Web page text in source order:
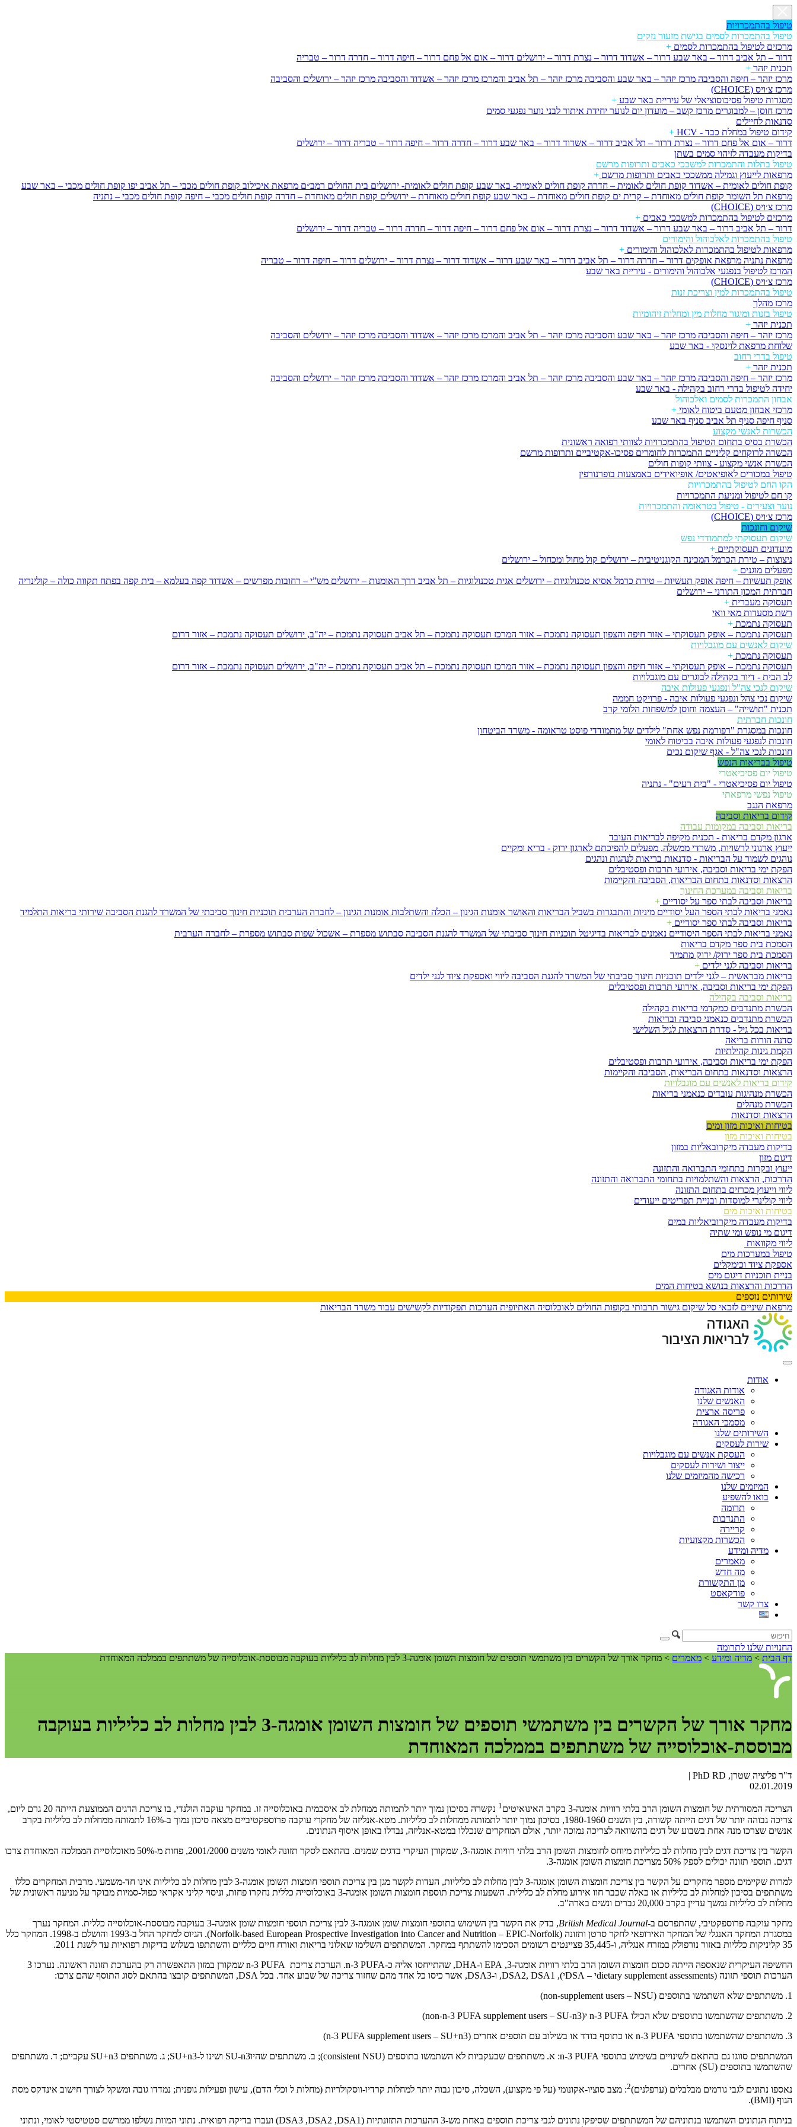
טיפול בהתמכרויות
טיפול בהתמכרות לסמים בגישת מזעור נזקים
מרכזים לטיפול בהתמכרות לסמים +
דרור – תל אביב דרור – באר שבע דרור – אשדוד דרור – נצרת דרור – ירושלים דרור – אום אל פחם דרור – חיפה דרור – חדרה דרור – טבריה
תכנית יזהר +
מרכז יזהר – חיפה והסביבה מרכז יזהר – באר שבע והסביבה מרכז יזהר – תל אביב והמרכז מרכז יזהר – אשדוד והסביבה מרכז יזהר – ירושלים והסביבה
מרכז צ׳ויס (CHOICE)
מסגרות טיפול פסיכוסוציאלי של עיריית באר שבע +
מרכז חוסן – למבוגרים מרכז קשב – מועדון יום לנוער יחידת איתור לבני נוער נפגעי סמים
סדנאות לחיילים
קידום טיפול במחלת כבד - HCV
+
דרור – אום אל פחם דרור – נצרת דרור – תל אביב דרור – אשדוד דרור – באר שבע דרור – חדרה דרור – חיפה דרור – טבריה דרור – ירושלים
בדיקות מעבדה לזיהוי סמים בשתן
טיפול בתלות והתמכרות למשככי כאבים ותרופות מרשם
מרפאות לייעוץ וגמילה ממשככי כאבים ותרופות מרשם +
קופת חולים לאומית – אשדוד קופת חולים לאומית – חדרה קופת חולים לאומית- באר שבע קופת חולים לאומית- ירושלים בית החולים רמב״ם מרפאת איכילוב קופת חולים מכבי – תל אביב יפו קופת חולים מכבי – באר שבע
מרפאת תל השומר קופת חולים מאוחדת – קרית ים קופת חולים מאוחדת – באר שבע קופת חולים מאוחדת – ירושלים קופת חולים מאוחדת – חדרה קופת חולים מכבי – חיפה קופת חולים מכבי – נתניה
מרכז צ׳ויס (CHOICE)
מרכזים לטיפול בהתמכרות למשככי כאבים +
דרור – תל אביב דרור – באר שבע דרור – אשדוד דרור – נצרת דרור – אום אל פחם דרור – חיפה דרור – חדרה דרור – טבריה דרור – ירושלים
טיפול בהתמכרות לאלכוהול והימורים
מרפאות לטיפול בהתמכרות לאלכוהול והימורים +
מרפאת נתניה מרפאת אופקים דרור – חדרה דרור – תל אביב דרור – באר שבע דרור – אשדוד דרור – נצרת דרור – ירושלים דרור – חיפה דרור – טבריה
המרכז לטיפול בנפגעי אלכוהול והימורים - עיריית באר שבע
מרכז צ׳ויס (CHOICE)
טיפול בהתמכרות למין וצריכת זנות
מרכז מהלך
טיפול בזנות ומיגור מחלות מין ומחלות זיהומיות
תכנית יזהר +
מרכז יזהר – חיפה והסביבה מרכז יזהר – באר שבע והסביבה מרכז יזהר – תל אביב והמרכז מרכז יזהר – אשדוד והסביבה מרכז יזהר – ירושלים והסביבה
שלוחת מרפאת לוינסקי - באר שבע
טיפול בדרי רחוב
תכנית יזהר +
מרכז יזהר – חיפה והסביבה מרכז יזהר – באר שבע והסביבה מרכז יזהר – תל אביב והמרכז מרכז יזהר – אשדוד והסביבה מרכז יזהר – ירושלים והסביבה
יחידה לטיפול בדרי רחוב בקהילה - באר שבע
אבחון התמכרות לסמים ואלכוהול
מרכזי אבחון מטעם ביטוח לאומי +
סניף חיפה סניף תל אביב סניף באר שבע
הכשרות לאנשי מקצוע
הכשרת בסיס בתחום הטיפול בהתמכרויות לצוותי רפואה ראשונית
הכשרה לרוקחים קליניים התמכרות לחומרים פסיכו-אקטיביים ותרופות מרשם
הכשרת אנשי מקצוע - צוותי קופות חולים
טיפול במכורים לאופיאטים/ אופיואידים באמצעות בופרנורפין
הקו החם לטיפול בהתמכרויות
קו חם לטיפול ומניעת התמכרויות
נוער וצעירים - טיפול בטראומה והתמכרויות
מרכז צ׳ויס (CHOICE)
שיקום וחונכות
שיקום תעסוקתי למתמודדי נפש
מועדונים תעסוקתיים +
ניצוצות – טירת הכרמל המכינה הקוגניטיבית – ירושלים קול מחול ומכחול – ירושלים
מפעלים מוגנים +
אופק תעשיות – חיפה אופק תעשיות – טירת כרמל אסיא טכנולוגיות – ירושלים אגית טכנולוגיות – תל אביב דרך האומנות – ירושלים מש”י – רחובות מפרשים – אשדוד קפה בעלמא – בית קפה בפתח תקווה כולה – קולינריה
חברתית המכון התורני – ירושלים
תעסוקה מעברית +
רשת מסעדות מאי וואי
תעסוקה נתמכת +
תעסוקה נתמכת – אופק תעסוקתי – אזור חיפה והצפון תעסוקה נתמכת – אזור המרכז תעסוקה נתמכת – תל אביב תעסוקה נתמכת – יה"ב, ירושלים תעסוקה נתמכת – אזור דרום
שיקום לאנשים עם מוגבלויות
תעסוקה נתמכת +
תעסוקה נתמכת – אופק תעסוקתי – אזור חיפה והצפון תעסוקה נתמכת – אזור המרכז תעסוקה נתמכת – תל אביב תעסוקה נתמכת – יה"ב, ירושלים תעסוקה נתמכת – אזור דרום
לב הבית - דיור בקהילה לבוגרים עם מוגבלויות
שיקום לנכי צה"ל ונפגעי פעולות איבה
שיקום נכי צהל ונפגעי פעולות איבה - פרויקט חממה
תכנית "תושייה" – העצמה וחוסן למשפחות הלומי קרב
חונכות חברתית
חונכות במסגרת "רפורמת נפש אחת" לילדים של מתמודדי פוסט טראומה - משרד הביטחון
חונכות לנפגעי פעולות איבה בביטוח לאומי
חונכות לנכי צה"ל - אגף שיקום נכים
טיפול בבריאות הנפש
טיפול יום פסיכיאטרי
טיפול יום פסיכיאטרי - "בית רעים" - נתניה
טיפול נפשי מרפאתי
מרפאת הנגב
קידום בריאות וסביבה
בריאות וסביבה במקומות עבודה
ארגון מקדם בריאות - תכנית מקיפה לבריאות העובד
ייעוץ ארגוני לרשויות, משרדי ממשלה, מפעלים להפיכתם לארגון ירוק - בריא ומקיים
נוהגים לשמור על הבריאות - סדנאות בריאות לנהגות ונהגים
הפקת ימי בריאות וסביבה, אירועי תרבות ופסטיבלים
הרצאות וסדנאות בתחום הבריאות, הסביבה והקיימות
בריאות וסביבה במערכת החינוך
בריאות וסביבה לבתי ספר על יסודיים +
נאמני בריאות לבתי הספר העל יסודיים מיניות והתבגרות בשביל הבריאות והאושר אומנות הגינון – הכלה והשתלבות אומנות הגינון – לחברה הערבית תוכניות חינוך סביבתי של המשרד להגנת הסביבה שירותי בריאות התלמיד
בריאות וסביבה לבתי ספר יסודיים +
נאמני בריאות לבתי הספר היסודיים נאמנים לבריאות בדיגיטל תוכניות חינוך סביבתי של המשרד להגנת הסביבה סבתוש מספרת – אשכול שפות סבתוש מספרת – לחברה הערבית
הסמכת בית ספר מקדם בריאות
הסמכת בית ספר ירוק/ ירוק מתמיד
בריאות וסביבה לגני ילדים +
בריאות מבראשית – לגני ילדים תוכניות חינוך סביבתי של המשרד להגנת הסביבה ליווי ואספקת ציוד לגני ילדים
הפקת ימי בריאות וסביבה, אירועי תרבות ופסטיבלים
בריאות וסביבה בקהילה
הכשרת מתנדבים כמקדמי בריאות בקהילה
הכשרת מתנדבים כנאמני סביבה ובריאות
בריאות בכל גיל - סדרת הרצאות לגיל השלישי
סדנה הורות בריאה
הקמת גינות קהילתיות
הפקת ימי בריאות וסביבה, אירועי תרבות ופסטיבלים
הרצאות וסדנאות בתחום הבריאות, הסביבה והקיימות
קידום בריאות לאנשים עם מוגבלויות
הכשרת מנהיגות עובדים כנאמני בריאות
הכשרת מנהלים
הרצאות וסדנאות
בטיחות ואיכות מזון ומים
בטיחות ואיכות מזון
בדיקות מעבדה מיקרובאליות במזון
דיגום מזון
ייעוץ ובקרות בתחומי התברואה והתזונה
הדרכות, הרצאות והשתלמויות בתחומי התברואה והתזונה
ליווי וייעוץ מכרזים בתחום התזונה
ליווי קולינרי למוסדות ובניית תפריטים ייעודים
בטיחות ואיכות מים
בדיקות מעבדה מיקרוביאליות במים
דיגום מי נופש ומי שתיה
ליווי מקוואות
טיפול במערכות מים
אספקת ציוד וכימקלים
בניית תוכניות דיגום מים
הדרכות והרצאות בנושא בטיחות המים
שירותים נוספים
מרפאת שיניים לזכאי סל שיקום גישור תרבותי בקופות החולים לאוכלוסיה האתיופית הערכות תפקודיות לקשישים עבור משרד הבריאות
אודות
אודות האגודה
האנשים שלנו
פריסה ארצית
מסמכי האגודה
השירותים שלנו
שירות לעסקים
העסקת אנשים עם מוגבלויות
ייצור ושירות לעסקים
רכישה מהמיזמים שלנו
המיזמים שלנו
בואו להשפיע
תרומה
התנדבות
קריירה
הכשרות מקצועיות
מדיה ומידע
מאמרים
מה חדש
מן התקשורת
פודקאסט
צרו קשר
החנויות שלנו לתרומה
דף הבית > מדיה ומידע > מאמרים > מחקר אורך של הקשרים בין משתמשי תוספים של חומצות השומן אומגה-3 לבין מחלות לב כליליות בעוקבה מבוססת-אוכלוסייה של משתתפים בממלכה המאוחדת
מחקר אורך של הקשרים בין משתמשי תוספים של חומצות השומן אומגה-3 לבין מחלות לב כליליות בעוקבה
מבוססת-אוכלוסייה של משתתפים בממלכה המאוחדת
ד"ר פליציה שטרן, PhD RD |
02.01.2019
הצריכה המסורתית של חומצות השומן הרב בלתי רוויות אומגה-3 בקרב האינוּאיטים 1
נקשרה בסיכון נמוך יותר לתמותה ממחלת לב איסכמית באוכלוסייה זו. במחקר עוקבה הולנדי, בו צריכת הדגים הממוצעת הייתה 20 גרם ליום,
צריכה גבוהה יותר של דגים הייתה קשורה, בין השנים 1980-1960, בסיכון נמוך יותר לתמותה ממחלות לב כליליות. מטא-אנליזה של מחקרי עוקבה פרוספקטיביים מצאה סיכון נמוך ב-16% לתמותה ממחלות לב כליליות בקרב
אנשים שצרכו מנה אחת בשבוע של דגים בהשוואה לצריכה נמוכה יותר, אולם המחקרים שנכללו במטא-אנליזה, נבדלו באופן איסוף הנתונים.
הקשר בין צריכת דגים לבין מחלות לב כליליות מיוחס לחומצות השומן הרב בלתי רוויות אומגה-3, שמקורן העיקרי בדגים שמנים. בהתאם לסקר תזונה לאומי משנים 2001/2000, פחות מ-50% מאוכלוסיית הממלכה המאוחדת צרכו
דגים. תוספי תזונה יכולים לספק 50% מצריכת חומצות השומן אומגה-3.
למרות שקיימים מספר מחקרים על הקשר בין צריכת חומצות השומן אומגה-3 לבין מחלות לב כליליות, העדות לקשר מגן בין צריכת תוספי חומצות השומן אומגה-3 לבין מחלות לב כליליות אינו חד-משמעי. מרבית המחקרים כללו
משתתפים בסיכון למחלות לב כליליות או כאלה שכבר חוו אירוע מחלת לב כלילית. השפעות צריכת תוספת חומצות השומן אומגה-3 באוכלוסייה כללית נחקרו פחות, וניסוי קליני אקראי כפול-סמיות מבוקר על מניעה ראשונית של
מחלות לב כליליות נמשך עדיין בקרב 20,000 גברים ונשים בארה"ב.
מחקר עוקבה פרוספקטיבי, שהתפרסם ב-British Medical Journal
, בדק את הקשר בין השימוש בתוספי חומצות שומן אומגה-3 לבין צריכת תוספי חומצות שומן אומגה-3 בעוקבה מבוססת-אוכלוסייה כללית. המחקר נערך
במסגרת המחקר האנגלי של המחקר האירופאי לחקר סרטן ותזונה (Norfolk-based European Prospective Investigation into Cancer and Nutrition – EPIC-Norfolk
). הגיוס למחקר החל ב-1993 והושלם ב-1998. המחקר כלל
35 קליניקות כלליות באזור נורפולק במזרח אנגליה, ו-35,445 פציינטים רשומים הסכימו להשתתף במחקר. המשתתפים השלימו שאלוני בריאות ואורח חיים כלליים והשתתפו בשלוש בדיקות רפואיות עד לשנת 2011.
החשיפה העיקרית שנאספה הייתה סכום חומצות השומן הרב בלתי רוויות אומגה-3, EPA ו-DHA, שהתייחסו אליה כ-n-3 PUFA. הערכת צריכת n-3 PUFA שמקורן במזון התאפשרה רק בהערכת תזונה ראשונה. נערכו 3
הערכות תוספי תזונה (dietary supplement assessmentsי – DSAי), DSA2, DSA1, ו-DSA3, אשר כיסו כל אחד מהם שחזור צריכה של שבוע אחד. בכל DSA, המשתתפים קובצו בהתאם לסוג התוסף שהם צרכו:
1. משתתפים שלא השתמשו בתוספים (non-supplement users – NSU)
2. משתתפים שהשתמשו בתוספים שלא הכילו n-3 PUFA י(non-n-3 PUFA supplement users – SU-n3)
3. משתתפים שהשתמשו בתוספי n-3 PUFA או כתוסף בודד או בשילוב עם תוספים אחרים (n-3 PUFA supplement users – SU+n3)
המשתתפים סווגו גם בהתאם לשינויים בשימוש בתוספי n-3 PUFA: א. משתתפים שבעקביות לא השתמשו בתוספים (consistent NSU); ב. משתתפים שהיוSU-n3 ושינו ל-SU+n3; ג. משתתפים SU+n3 עקביים; ד. משתתפים
שהשתמשו בתוספים (SU) אחרים.
נאספו נתונים לגבי גורמים מבלבלים (ערפלנים)2: מצב סוציו-אקונומי (על פי מקצוע), השכלה, סיכון גבוה יותר למחלות קרדיו-ווסקולריות (מחלות ל וכלי הדם), עישון ופעילות גופנית; נמדדו גובה ומשקל לצורך חישוב אינדקס מסת
הגוף (BMI
).
בניתוח הנתונים השתמשו בנתוניהם של המשתתפים שסיפקו נתונים לגבי צריכת תוספים באחת מש-3 ההערכות התזונתיות (
DSA1
,
DSA2
,
DSA3) ועברו בדיקה רפואית. נתוני המוות נשלפו ממרשם סטטיסטי לאומי, ונתוני